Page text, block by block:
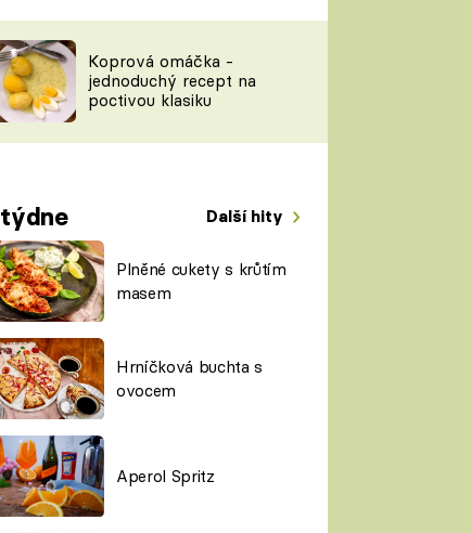
Prima LAJK
Sledujte nás
Koprová omáčka -
jednoduchý recept na
poctivou klasiku
Další hity
Plněné cukety s krůtím
masem
Hrníčková buchta s
ovocem
Aperol Spritz